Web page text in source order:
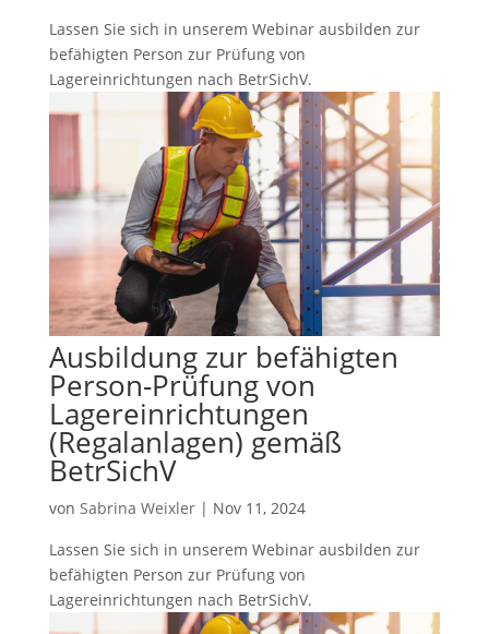
Lassen Sie sich in unserem Webinar ausbilden zur
befähigten Person zur Prüfung von
Lagereinrichtungen nach BetrSichV.
Ausbildung zur befähigten
Person-Prüfung von
Lagereinrichtungen
(Regalanlagen) gemäß
BetrSichV
von Sabrina Weixler| Nov 11, 2024
Lassen Sie sich in unserem Webinar ausbilden zur
befähigten Person zur Prüfung von
Lagereinrichtungen nach BetrSichV.